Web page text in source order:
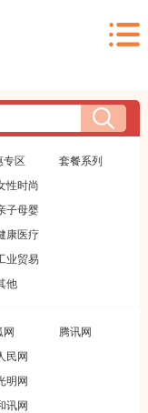
专区
套餐系列
性时尚
子母婴
康医疗
业贸易
他
网
腾讯网
民网
明网
讯网